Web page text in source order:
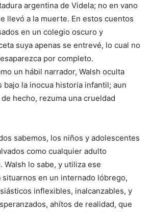
argentina de Videla; no en vano
llevó a la muerte. En estos cuentos
en un colegio oscuro y
suya apenas se entrevé, lo cual no
por completo.
un hábil narrador, Walsh oculta
la inocua historia infantil; aun
hecho, rezuma una crueldad
sabemos, los niños y adolescentes
como cualquier adulto
Walsh lo sabe, y utiliza ese
en un internado lóbrego,
inflexibles, inalcanzables, y
ahítos de realidad, que